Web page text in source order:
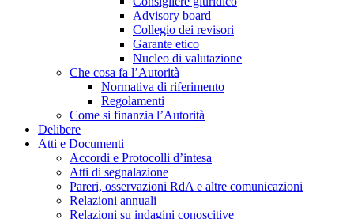
Advisory board
Collegio dei revisori
Garante etico
Nucleo di valutazione
Che cosa fa l’Autorità
Normativa di riferimento
Regolamenti
Come si finanzia l’Autorità
Delibere
Atti e Documenti
Accordi e Protocolli d’intesa
Atti di segnalazione
Pareri, osservazioni RdA e altre comunicazioni
Relazioni annuali
Relazioni su indagini conoscitive